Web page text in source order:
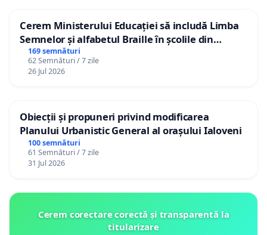
Cerem Ministerului Educației să includă Limba
Semnelor și alfabetul Braille în școlile din
Republica Moldova!
169 semnături
62 Semnături / 7 zile
26 Jul 2026
Obiecții și propuneri privind modificarea
Planului Urbanistic General al orașului Ialoveni
100 semnături
61 Semnături / 7 zile
31 Jul 2026
Cerem corectare corectă și transparentă la
titularizare